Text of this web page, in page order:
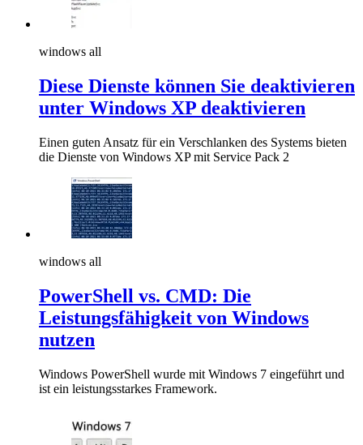
windows all
Diese Dienste können Sie deaktivieren
unter Windows XP deaktivieren
Einen guten Ansatz für ein Verschlanken des Systems bieten
die Dienste von Windows XP mit Service Pack 2
windows all
PowerShell vs. CMD: Die
Leistungsfähigkeit von Windows
nutzen
Windows PowerShell wurde mit Windows 7 eingeführt und
ist ein leistungsstarkes Framework.